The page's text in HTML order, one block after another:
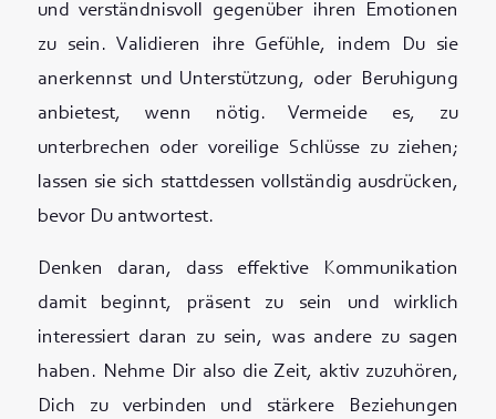
und verständnisvoll gegenüber ihren Emotionen
zu sein. Validieren ihre Gefühle, indem Du sie
anerkennst und Unterstützung, oder Beruhigung
anbietest, wenn nötig. Vermeide es, zu
unterbrechen oder voreilige Schlüsse zu ziehen;
lassen sie sich stattdessen vollständig ausdrücken,
bevor Du antwortest.
Denken daran, dass effektive Kommunikation
damit beginnt, präsent zu sein und wirklich
interessiert daran zu sein, was andere zu sagen
haben. Nehme Dir also die Zeit, aktiv zuzuhören,
Dich zu verbinden und stärkere Beziehungen